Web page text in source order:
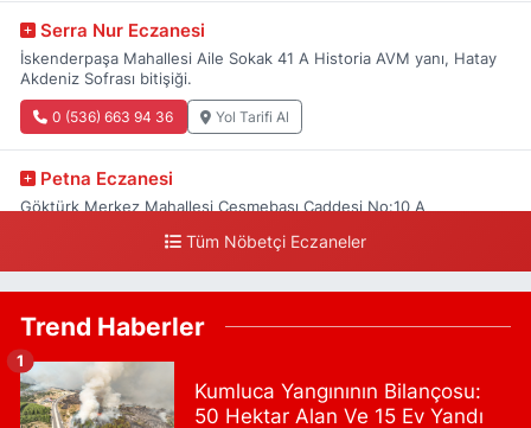
Serra Nur Eczanesi
İskenderpaşa Mahallesi Aile Sokak 41 A Historia AVM yanı, Hatay
Akdeniz Sofrası bitişiği.
0 (536) 663 94 36 Yol Tarifi Al
Petna Eczanesi
Göktürk Merkez Mahallesi Çeşmebaşı Caddesi No:10 A
0 (212) 360 18 23 Yol Tarifi Al
Karlıktepe Mahallesi Soğanlık Caddesi No:34 A
0 (216) 504 24 53
Tüm Nöbetçi Eczaneler
Trend Haberler
Kumluca Yangınının Bilançosu:
50 Hektar Alan Ve 15 Ev Yandı
1